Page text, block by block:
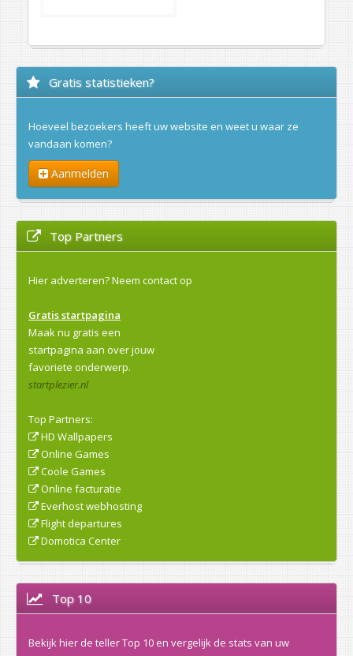
Gratis statistieken?
Hoeveel bezoekers heeft uw website en weet u waar ze
vandaan komen?
Aanmelden
Top Partners
Hier adverteren?Neem contact op
Gratis startpagina
Maak nu gratis een
startpagina aan over jouw
favoriete onderwerp.
startplezier.nl
Top Partners:
HD Wallpapers
Online Games
Coole Games
Online facturatie
Everhost webhosting
Flight departures
Domotica Center
Top 10
Bekijk hier de teller Top 10 en vergelijk de stats van uw